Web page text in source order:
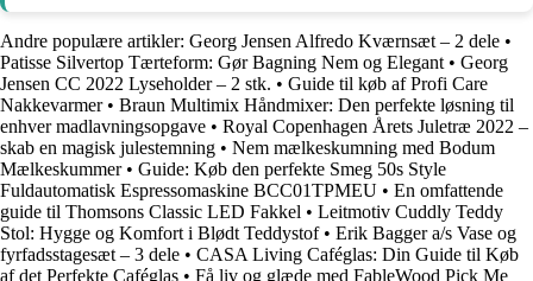
Andre populære artikler: Georg Jensen Alfredo Kværnsæt – 2 dele •
Patisse Silvertop Tærteform: Gør Bagning Nem og Elegant • Georg
Jensen CC 2022 Lyseholder – 2 stk. • Guide til køb af Profi Care
Nakkevarmer• Braun Multimix Håndmixer: Den perfekte løsning til
enhver madlavningsopgave • Royal Copenhagen Årets Juletræ 2022 –
skab en magisk julestemning • Nem mælkeskumning med Bodum
Mælkeskummer• Guide: Køb den perfekte Smeg 50s Style
Fuldautomatisk Espressomaskine BCC01TPMEU • En omfattende
guide til Thomsons Classic LED Fakkel • Leitmotiv Cuddly Teddy
Stol: Hygge og Komfort i Blødt Teddystof• Erik Bagger a/s Vase og
fyrfadsstagesæt – 3 dele • CASA Living Caféglas: Din Guide til Køb
af det Perfekte Caféglas • Få liv og glæde med FableWood Pick Me